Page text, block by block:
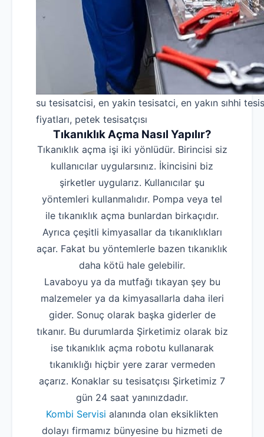
su tesisatcisi, en yakin tesisatci, en yakın sıhhi
fiyatları, petek tesisatçısı
Tıkanıklık Açma Nasıl Yapılır?
Tıkanıklık açma işi iki yönlüdür. Birincisi siz
kullanıcılar uygularsınız. İkincisini biz
şirketler uygularız. Kullanıcılar şu
yöntemleri kullanmalıdır. Pompa veya tel
ile tıkanıklık açma bunlardan birkaçıdır.
Ayrıca çeşitli kimyasallar da tıkanıklıkları
açar. Fakat bu yöntemlerle bazen tıkanıklık
daha kötü hale gelebilir.
Lavaboyu ya da mutfağı tıkayan şey bu
malzemeler ya da kimyasallarla daha ileri
gider. Sonuç olarak başka giderler de
tıkanır. Bu durumlarda Şirketimiz olarak biz
ise tıkanıklık açma robotu kullanarak
tıkanıklığı hiçbir yere zarar vermeden
açarız. Konaklar su tesisatçısı Şirketimiz 7
gün 24 saat yanınızdadır.
Kombi Servisi alanında olan eksiklikten
dolayı firmamız bünyesine bu hizmeti de